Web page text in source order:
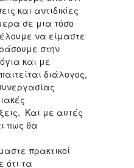
και αντιδικίες
σε μια τόσο
να είμαστε
στην
και με
διάλογος,
Και με αυτές
πως θα
πρακτικοί
ότι τα